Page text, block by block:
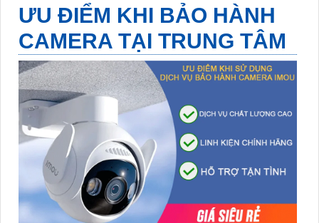
ƯU ĐIỂM KHI BẢO HÀNH
CAMERA TẠI TRUNG TÂM